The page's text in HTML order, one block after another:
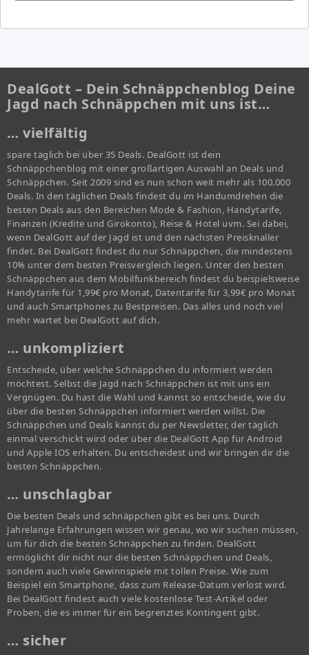
DealGott – Dein Schnäppchenblog Deine
Jagd nach Schnäppchen mit uns ist…
… vielfältig
spare täglich bei über 35 Deals. DealGott ist dein
Schnäppchenblog mit einer großartigen Auswahl an Deals und
Schnäppchen. Seit 2009 sind es nun schon weit mehr als 100.000
Deals. In den täglichen Deals findest du im Handumdrehen die
besten Deals aus den Bereichen Mode & Fashion, Handytarife,
Finanzen (Kredite und Girokonto), Reise & Hotel uvm. Sei dabei,
wenn DealGott auf der Jagd ist und den nächsten Preisknaller
findet. Bei DealGott findest du nur Schnäppchen, die mindestens
10% unter dem besten Preisvergleich liegen. Unter den besten
Schnäppchen aus dem Mobilfunkbereich findest du beispielsweise
Handytarife für 1,99€ pro Monat, Datentarife für 3,99€ pro Monat
und auch Smartphones zu Bestpreisen. Das alles und noch viel
mehr wartet bei DealGott auf dich.
… unkompliziert
Entscheide, über welche Schnäppchen du informiert werden
möchtest. Selbst die Jagd nach Schnäppchen ist mit uns ein
Vergnügen. Du hast die Wahl und kannst so entscheide, wie du
über die besten Schnäppchen informiert werden willst. Die
Schnäppchen und Deals kannst du per Newsletter, der täglich
einmal verschickt wird oder über die DealGott App für Android
und Apple IOS erhalten. Du entscheidest und wir bringen dir die
besten Schnäppchen.
… unschlagbar
Die besten Deals und schnäppchen gibt es bei uns. Durch
Jahrelange Erfahrungen wissen wir genau, wo wir suchen müssen,
um für dich die besten Schnäppchen zu finden. DealGott
ermöglicht dir nicht nur die besten Schnäppchen und Deals,
sondern auch viele Gewinnspiele mit tollen Preise. Wie zum
Beispiel ein Smartphone, dass zum Release-Datum verlost wird.
Bei DealGott findest auch viele kostenlose Test-Artikel oder
Proben, die es immer für ein begrenztes Kontingent gibt.
… sicher